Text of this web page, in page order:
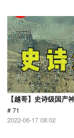
【越哥】史诗级国产
# 71
2022-06-17 08:02